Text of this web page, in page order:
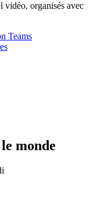
vidéo, organisés avec
Teams
monde